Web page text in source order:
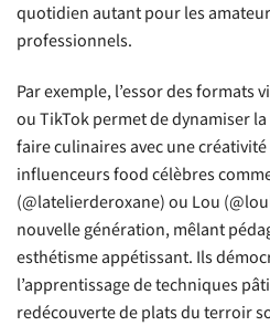
quotidien autant pour les
professionnels.
Par exemple, l’essor des formats
ou TikTok permet de dynamiser
faire culinaires avec une
influenceurs food célèbres
(@latelierderoxane) ou Lou
nouvelle génération, mêlant
esthétisme appétissant. Ils
l’apprentissage de techniques
redécouverte de plats du terroir